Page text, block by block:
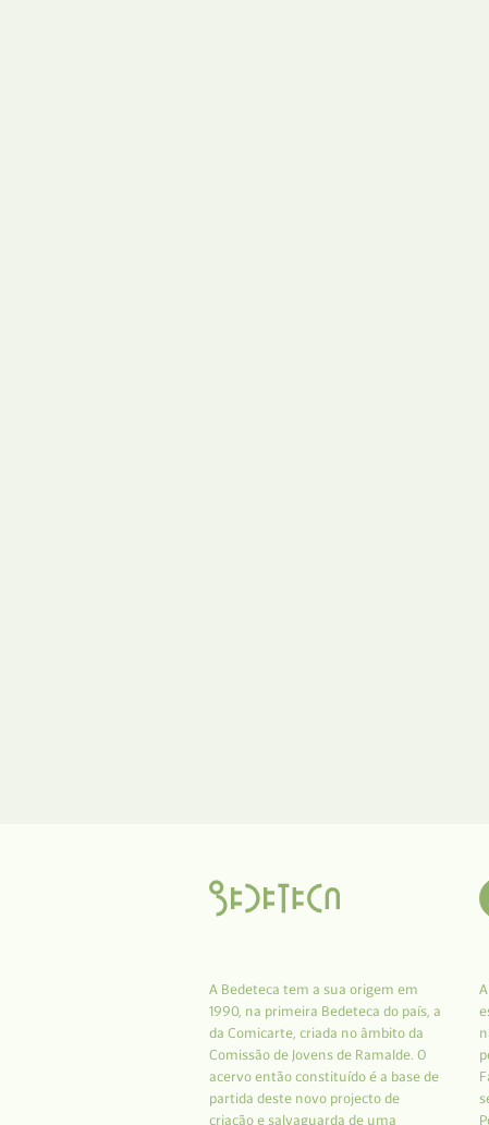
A Bedeteca tem a sua origem em
1990, na primeira Bedeteca do país, a
da Comicarte, criada no âmbito da
Comissão de Jovens de Ramalde. O
acervo então constituído é a base de
partida deste novo projecto de
criação e salvaguarda de uma